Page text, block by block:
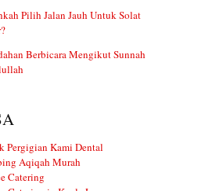
Pilih Jalan Jauh Untuk Solat
Berbicara Mengikut Sunnah
Pergigian Kami Dental
Aqiqah Murah
Catering